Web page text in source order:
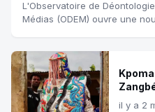
L'Observatoire de
Médias (ODEM) ouvre une
il y a 2